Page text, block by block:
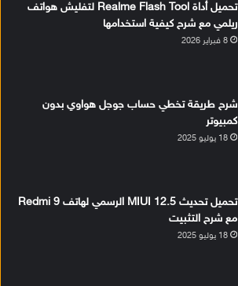
تحميل أداة Realme Flash Tool لتفليش هواتف
ريلمي مع شرح كيفية استخدامها
8 فبراير 2026
شرح طريقة تخطي حساب جوجل هواوي بدون
كمبيوتر
18 يوليو 2025
تحميل تحديث MIUI 12.5 الرسمي لهاتف Redmi 9
مع شرح التثبيت
18 يوليو 2025